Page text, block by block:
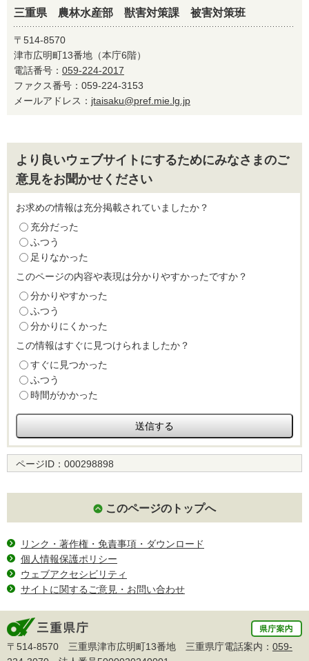
三重県 農林水産部 獣害対策課 被害対策班
〒514-8570
津市広明町13番地（本庁6階）
電話番号： 059-224-2017
ファクス番号：059-224-3153
メールアドレス： jtaisaku@pref.mie.lg.jp
より良いウェブサイトにするためにみなさまのご
意見をお聞かせください
お求めの情報は充分掲載されていましたか？
充分だった
ふつう
足りなかった
このページの内容や表現は分かりやすかったですか？
分かりやすかった
ふつう
分かりにくかった
この情報はすぐに見つけられましたか？
すぐに見つかった
ふつう
時間がかかった
ページID： 000298898
このページのトップへ
リンク・著作権・免責事項・ダウンロード
個人情報保護ポリシー
ウェブアクセシビリティ
サイトに関するご意見・お問い合わせ
〒514-8570 三重県津市広明町13番地 三重県庁電話案内： 059-